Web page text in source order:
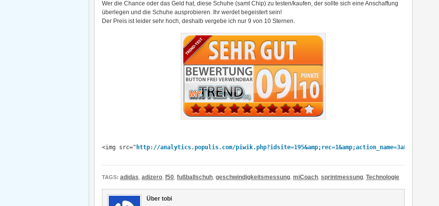
Wer die Chance oder das Geld hat, diese Schuhe (samt Chip) zu testen/kaufen, der sollte sich eine Anschaffung
überlegen und die Schuhe ausprobieren. Ihr werdet begeistert sein!
Der Preis ist leider sehr hoch, deshalb vergebe ich nur 9 von 10 Sternen.
<img src=" http://analytics.populis.com/piwik.php?idsite=195&amp;rec=1&amp;action_name=3a84f1f831
TAGS: adidas, adizero, f50, fußballschuh, geschwindigkeitsmessung, miCoach, sprintmessung, Technologie
Über tobi